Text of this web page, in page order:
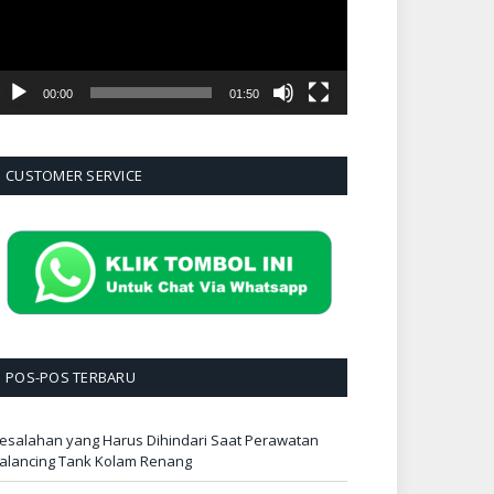
00:00 01:50
CUSTOMER SERVICE
POS-POS TERBARU
yang Harus Dihindari Saat Perawatan
Tank Kolam Renang